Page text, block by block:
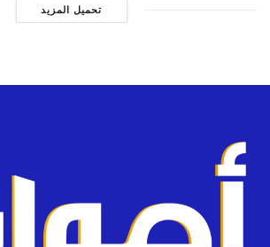
تحميل المزيد